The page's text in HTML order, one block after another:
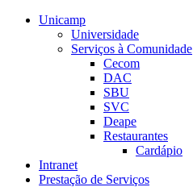
Conteúdo principal
Unicamp
Universidade
Serviços à Comunidade
Cecom
DAC
SBU
SVC
Deape
Restaurantes
Cardápio
Intranet
Prestação de Serviços